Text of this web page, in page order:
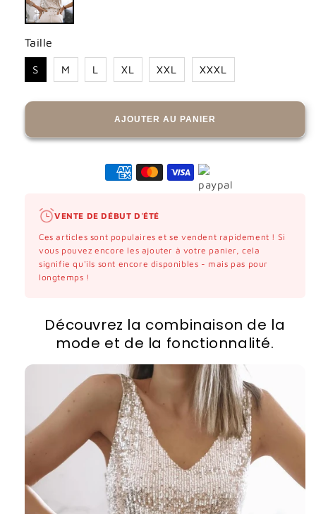
Taille
S M L XL XXL XXXL
AJOUTER AU PANIER
VENTE DE DÉBUT D'ÉTÉ
Ces articles sont populaires et se vendent rapidement ! Si
vous pouvez encore les ajouter à votre panier, cela
signifie qu'ils sont encore disponibles - mais pas pour
longtemps !
Découvrez la combinaison de la
mode et de la fonctionnalité.